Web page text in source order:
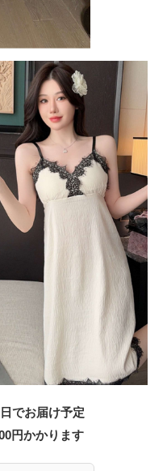
でお届け予定
円かかります